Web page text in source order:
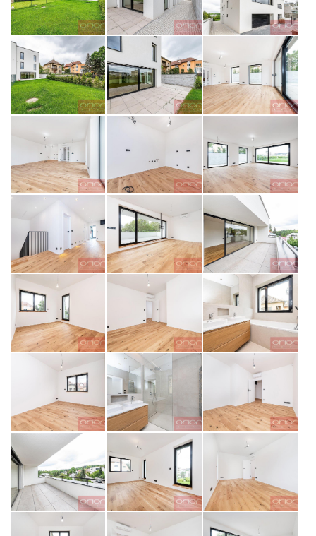
opiš kód z obrázku
ODESLAT ZPRÁVU